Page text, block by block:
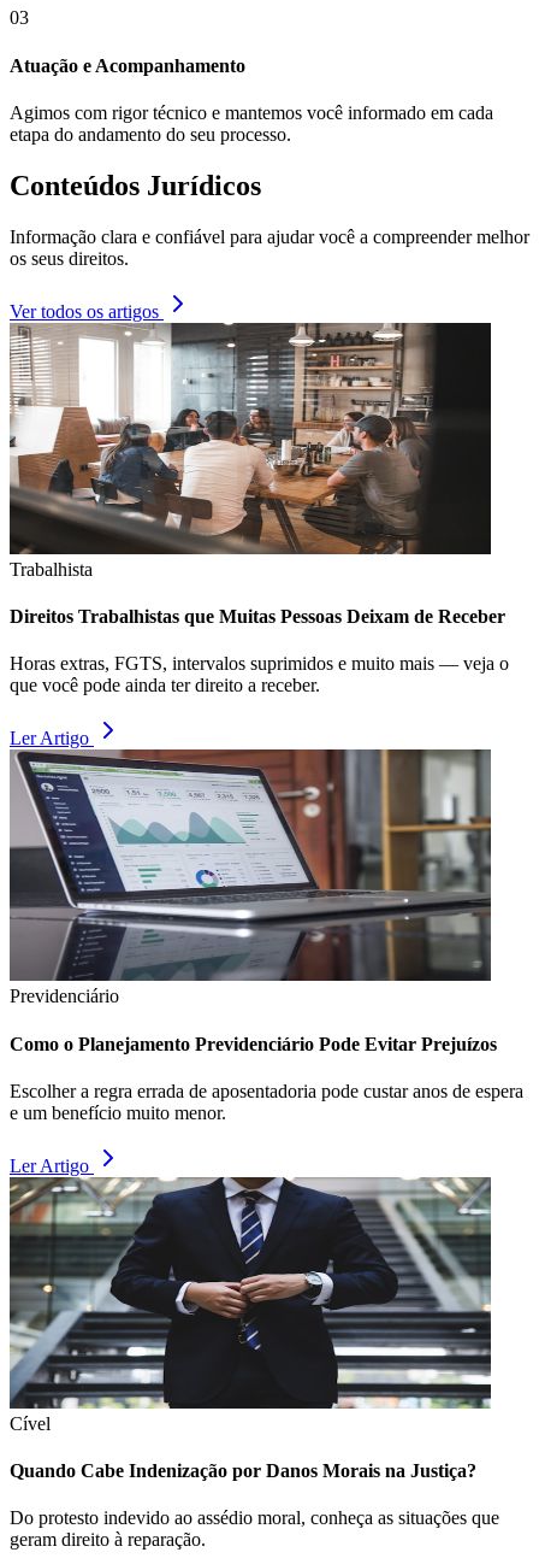
03
Atuação e Acompanhamento
Agimos com rigor técnico e mantemos você informado em cada
etapa do andamento do seu processo.
Conteúdos Jurídicos
Informação clara e confiável para ajudar você a compreender melhor
os seus direitos.
Ver todos os artigos
Trabalhista
Direitos Trabalhistas que Muitas Pessoas Deixam de Receber
Horas extras, FGTS, intervalos suprimidos e muito mais — veja o
que você pode ainda ter direito a receber.
Ler Artigo
Previdenciário
Como o Planejamento Previdenciário Pode Evitar Prejuízos
Escolher a regra errada de aposentadoria pode custar anos de espera
e um benefício muito menor.
Ler Artigo
Cível
Quando Cabe Indenização por Danos Morais na Justiça?
Do protesto indevido ao assédio moral, conheça as situações que
geram direito à reparação.